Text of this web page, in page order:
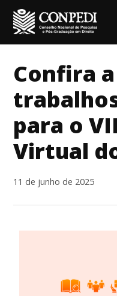
para
o
Confira
para o
Virtual
11 de junho de 2025